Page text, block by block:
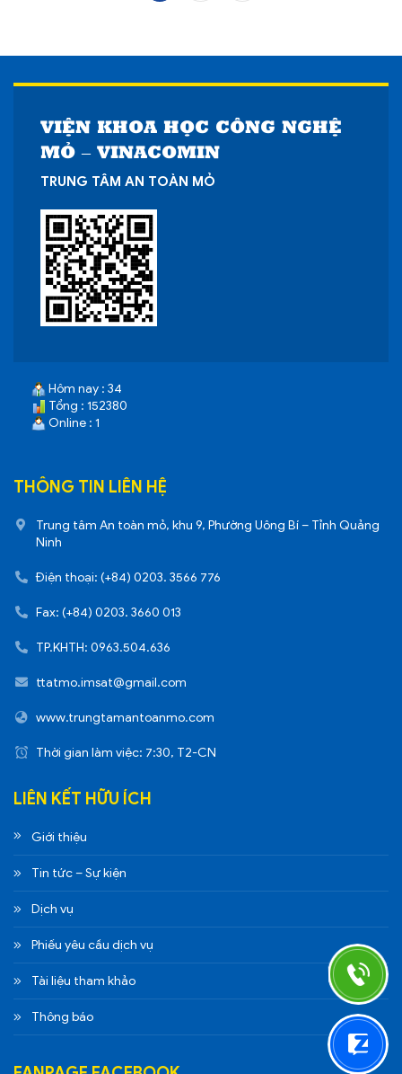
VIỆN KHOA HỌC CÔNG NGHỆ
MỎ – VINACOMIN
TRUNG TÂM AN TOÀN MỎ
Hôm nay : 34
Tổng : 152380
Online : 1
THÔNG TIN LIÊN HỆ
Trung tâm An toàn mỏ, khu 9, Phường Uông Bí – Tỉnh Quảng
Ninh
Điện thoại: (+84) 0203. 3566 776
Fax: (+84) 0203. 3660 013
TP.KHTH: 0963.504.636
ttatmo.imsat@gmail.com
www.trungtamantoanmo.com
Thời gian làm việc: 7:30, T2-CN
LIÊN KẾT HỮU ÍCH
Giới thiệu
Tin tức – Sự kiện
Dịch vụ
Phiếu yêu cầu dịch vụ
Tài liệu tham khảo
Thông báo